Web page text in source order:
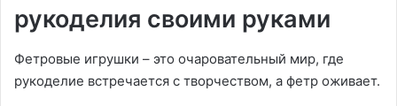
рукоделия своими руками
Фетровые игрушки – это очаровательный мир, где
рукоделие встречается с творчеством, а фетр оживает.